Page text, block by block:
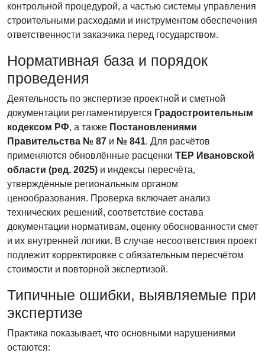
контрольной процедурой, а частью системы управления
строительными расходами и инструментом обеспечения
ответственности заказчика перед государством.
Нормативная база и порядок
проведения
Деятельность по экспертизе проектной и сметной
документации регламентируется Градостроительным
кодексом РФ, а также Постановлениями
Правительства № 87 и № 841. Для расчётов
применяются обновлённые расценки ТЕР Ивановской
области (ред. 2025) и индексы пересчёта,
утверждённые региональным органом
ценообразования. Проверка включает анализ
технических решений, соответствие состава
документации нормативам, оценку обоснованности смет
и их внутренней логики. В случае несоответствия проект
подлежит корректировке с обязательным пересчётом
стоимости и повторной экспертизой.
Типичные ошибки, выявляемые при
экспертизе
Практика показывает, что основными нарушениями
остаются: